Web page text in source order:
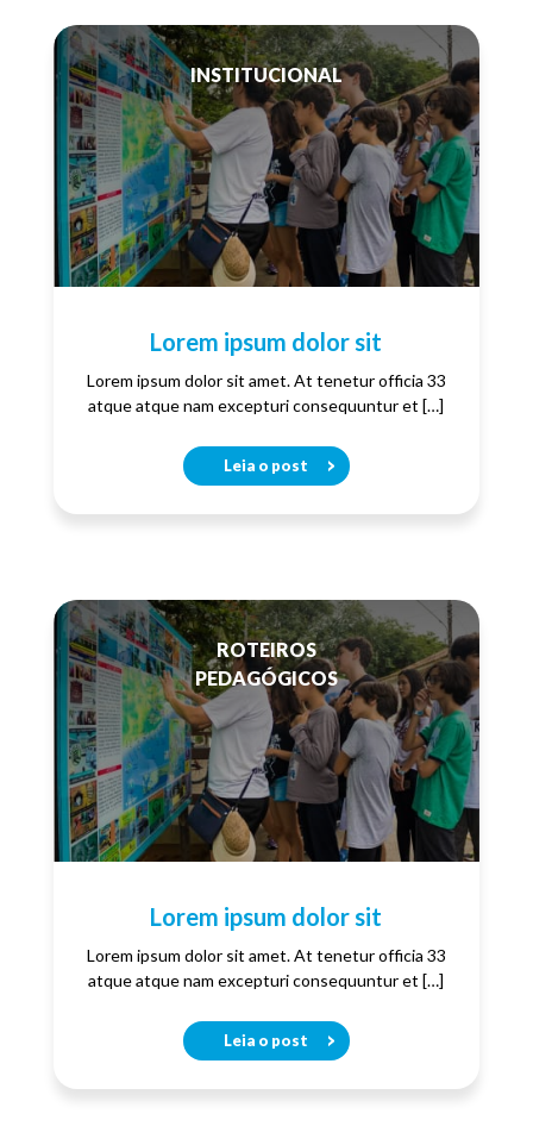
INSTITUCIONAL
Lorem ipsum dolor sit
Lorem ipsum dolor sit amet. At tenetur officia 33
atque atque nam excepturi consequuntur et […]
Leia o post
ROTEIROS
PEDAGÓGICOS
Lorem ipsum dolor sit
Lorem ipsum dolor sit amet. At tenetur officia 33
atque atque nam excepturi consequuntur et […]
Leia o post